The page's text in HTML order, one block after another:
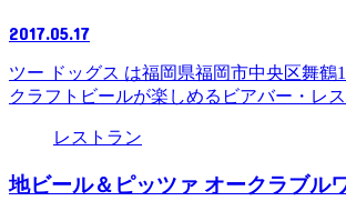
2017.05.17
ツー ドッグス は福岡県福岡市中央区舞鶴
クラフトビールが楽しめるビアバー・レス
レストラン
地ビール＆ピッツァ オークラブル